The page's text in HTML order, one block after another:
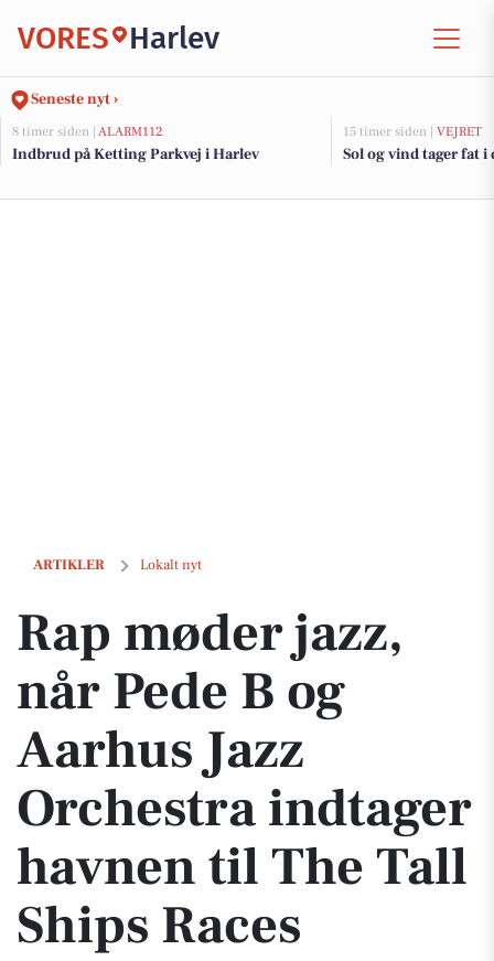
VORES Harlev
Seneste nyt ›
8 timer siden | ALARM112
Indbrud på Ketting Parkvej i Harlev
15 timer siden | VEJRET
Sol og vind tager fat i
ARTIKLER Lokalt nyt
Rap møder jazz, når Pede B og Aarhus Jazz Orchestra indtager
Rap møder jazz,
når Pede B og
Aarhus Jazz
Orchestra indtager
havnen til The Tall
Ships Races